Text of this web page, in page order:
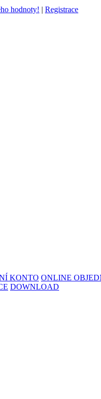
hodnoty! | Registrace
KONTO ONLINE
DOWNLOAD